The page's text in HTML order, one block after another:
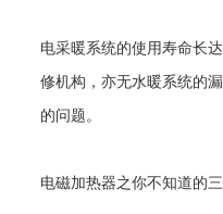
电采暖系统的使用寿命长
修机构，亦无水暖系统的
的问题。
电磁加热器之你不知道的